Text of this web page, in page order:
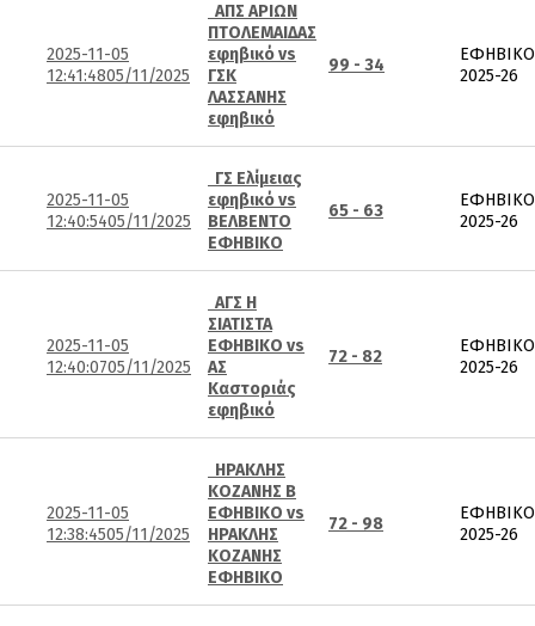
2025-11-05
12:41:4805/11/2025
ΑΠΣ ΑΡΙΩΝ
ΠΤΟΛΕΜΑΙΔΑΣ
εφηβικό vs
ΓΣΚ
ΛΑΣΣΑΝΗΣ
εφηβικό
99 - 34
ΕΦΗΒΙΚΟ
2025-26
2025-11-05
12:40:5405/11/2025
ΓΣ Ελίμειας
εφηβικό vs
ΒΕΛΒΕΝΤΟ
ΕΦΗΒΙΚΟ
65 - 63
ΕΦΗΒΙΚΟ
2025-26
2025-11-05
12:40:0705/11/2025
ΑΓΣ Η
ΣΙΑΤΙΣΤΑ
ΕΦΗΒΙΚΟ vs
ΑΣ
Καστοριάς
εφηβικό
72 - 82
ΕΦΗΒΙΚΟ
2025-26
2025-11-05
12:38:4505/11/2025
ΗΡΑΚΛΗΣ
ΚΟΖΑΝΗΣ Β
ΕΦΗΒΙΚΟ vs
ΗΡΑΚΛΗΣ
ΚΟΖΑΝΗΣ
ΕΦΗΒΙΚΟ
72 - 98
ΕΦΗΒΙΚΟ
2025-26